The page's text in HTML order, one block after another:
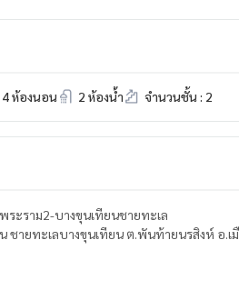
4 ห้องนอน 2 ห้องน้ำ จำนวนชั้น : 2
ระราม2-บางขุนเทียนชายทะเล
ชายทะเลบางขุนเทียน ต.พันท้ายนรสิงห์ อ.